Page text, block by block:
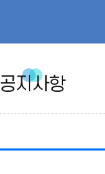
공지사항